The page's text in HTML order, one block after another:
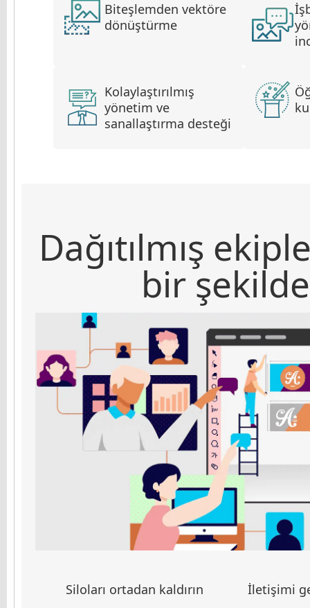
Biteşlemden vektöre
dönüştürme
Kolaylaştırılmış
yönetim ve
sanallaştırma desteği
Dağıtılmış
bir
Siloları ortadan kaldırın İletişimi